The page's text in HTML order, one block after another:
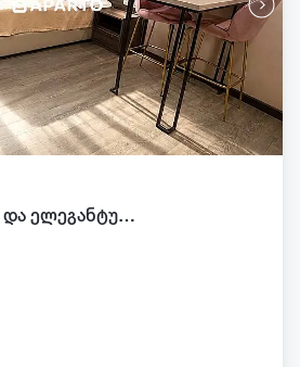
🌊 თანამედროვე და ელეგანტური სტუდიო ზღვასთან ახლოს, სახურავის აუზით | ბათუმი Sunrise